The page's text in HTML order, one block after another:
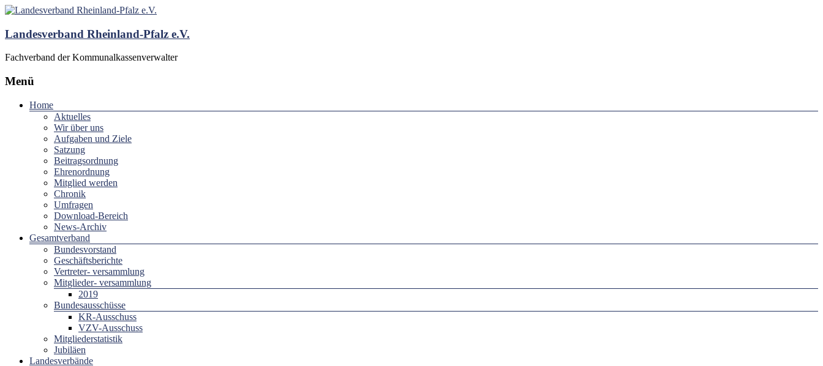
Landesverband Rheinland-Pfalz e.V.
Fachverband der Kommunalkassenverwalter
Menü
Home
Aktuelles
Wir über uns
Aufgaben und Ziele
Satzung
Beitragsordnung
Ehrenordnung
Mitglied werden
Chronik
Umfragen
Download-Bereich
News-Archiv
Gesamtverband
Bundesvorstand
Geschäftsberichte
Vertreter- versammlung
Mitglieder- versammlung
2019
Bundesausschüsse
KR-Ausschuss
VZV-Ausschuss
Mitgliederstatistik
Jubiläen
Landesverbände